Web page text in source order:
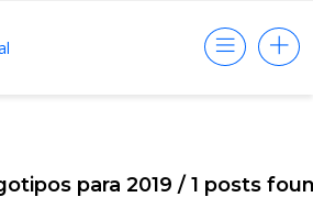
para 2019 / 1 posts